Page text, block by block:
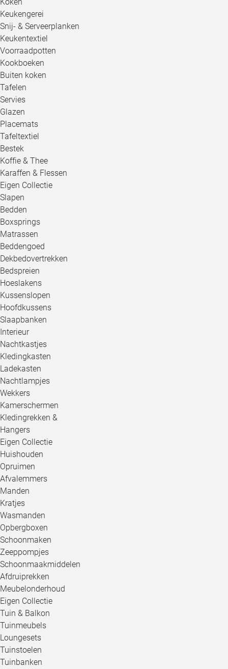
Keukengerei
Snij- & Serveerplanken
Keukentextiel
Voorraadpotten
Kookboeken
Buiten koken
Tafelen
Servies
Glazen
Placemats
Tafeltextiel
Bestek
Koffie & Thee
Karaffen & Flessen
Eigen Collectie
Slapen
Bedden
Boxsprings
Matrassen
Beddengoed
Dekbedovertrekken
Bedspreien
Hoeslakens
Kussenslopen
Hoofdkussens
Slaapbanken
Interieur
Nachtkastjes
Kledingkasten
Ladekasten
Nachtlampjes
Wekkers
Kamerschermen
Kledingrekken &
Hangers
Eigen Collectie
Huishouden
Opruimen
Afvalemmers
Manden
Kratjes
Wasmanden
Opbergboxen
Schoonmaken
Zeeppompjes
Schoonmaakmiddelen
Afdruiprekken
Meubelonderhoud
Eigen Collectie
Tuin & Balkon
Tuinmeubels
Loungesets
Tuinstoelen
Tuinbanken